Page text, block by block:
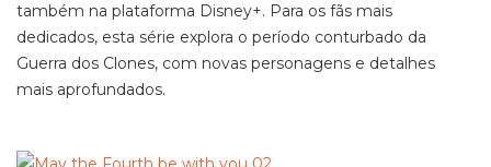
também na plataforma Disney+. Para os fãs mais
dedicados, esta série explora o período conturbado da
Guerra dos Clones, com novas personagens e detalhes
mais aprofundados.